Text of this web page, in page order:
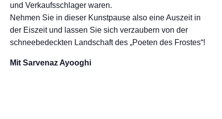
und Verkaufsschlager waren.
Nehmen Sie in dieser Kunstpause also eine Auszeit in
der Eiszeit und lassen Sie sich verzaubern von der
schneebedeckten Landschaft des „Poeten des Frostes“!
Mit Sarvenaz Ayooghi